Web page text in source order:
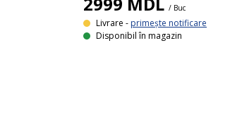
/ Buc
Livrare - primește notificare
Disponibil în magazin